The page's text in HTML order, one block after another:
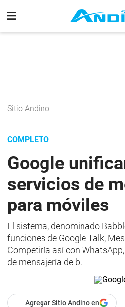
Sitio Andino
COMPLETO
Google
servicios de
para móviles
El sistema, denominado
funciones de Google Talk,
Competiría así con
de mensajería de b.
Agregar Sitio Andino en